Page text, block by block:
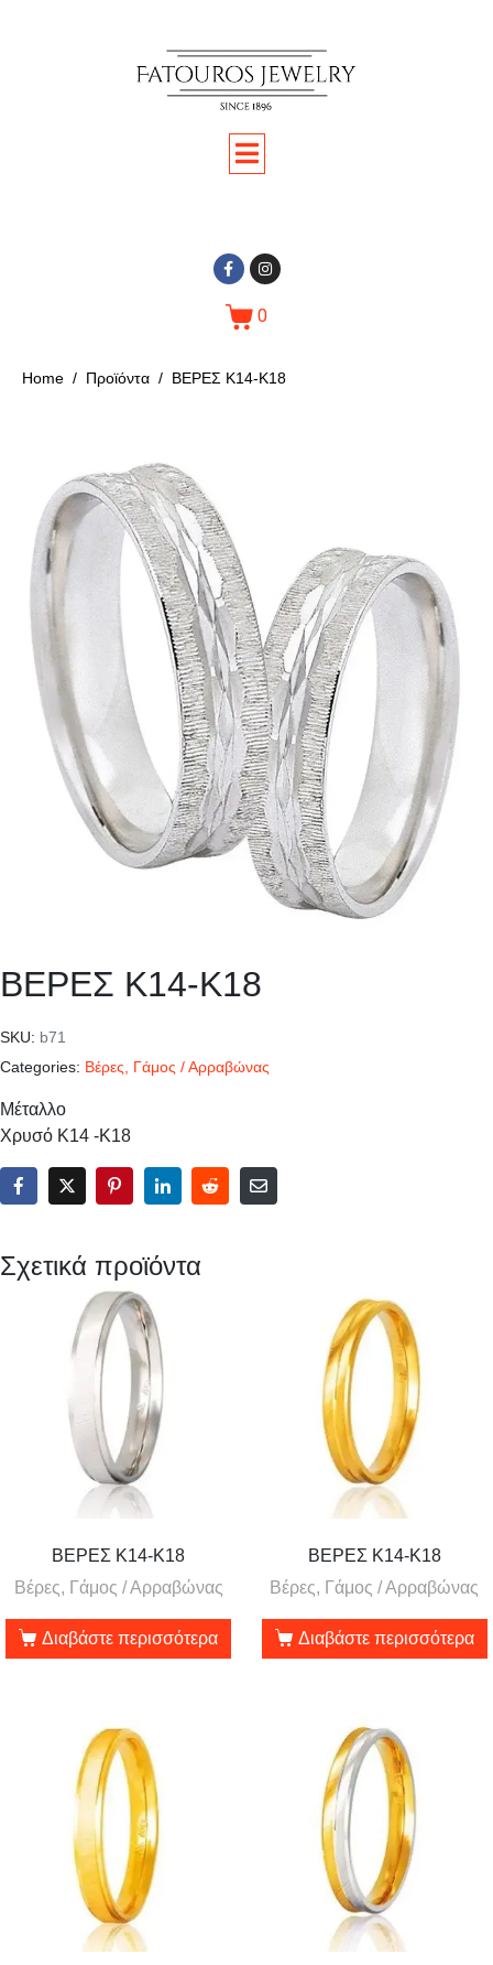
0
Home Προϊόντα ΒΕΡΕΣ Κ14-Κ18
ΒΕΡΕΣ Κ14-Κ18
SKU: b71
Categories: Βέρες Γάμος / Αρραβώνας
Μέταλλο
Χρυσό Κ14 -Κ18
Σχετικά προϊόντα
ΒΕΡΕΣ Κ14-Κ18
Βέρες, Γάμος / Αρραβώνας
Διαβάστε περισσότερα
ΒΕΡΕΣ Κ14-Κ18
Βέρες, Γάμος / Αρραβώνας
Διαβάστε περισσότερα